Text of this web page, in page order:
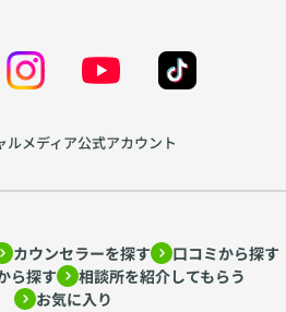
メディア公式アカウント
カウンセラーを探す
口コミから探す
ら探す
相談所を紹介してもらう
お気に入り